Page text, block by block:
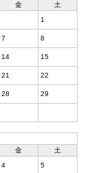
金
土
1
7 8
14 15
21 22
28 29
金
土
4 5